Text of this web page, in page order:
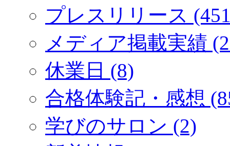
プレスリリース
メディア掲載実績
休業日 (8)
合格体験記・感想
学びのサロン (2)